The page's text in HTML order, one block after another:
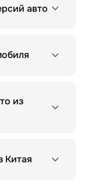
авто
из
Китая